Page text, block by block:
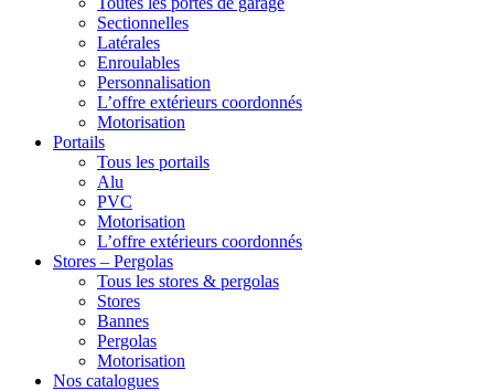
Sectionnelles
Latérales
Enroulables
Personnalisation
L’offre extérieurs coordonnés
Motorisation
Portails
Tous les portails
Alu
PVC
Motorisation
L’offre extérieurs coordonnés
Stores – Pergolas
Tous les stores & pergolas
Stores
Bannes
Pergolas
Motorisation
Nos catalogues